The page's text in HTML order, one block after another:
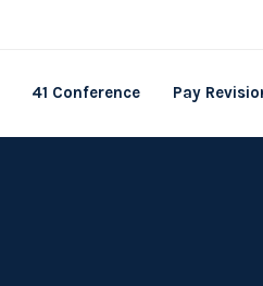
41 Conference Pay